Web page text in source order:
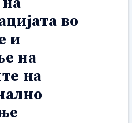
во
и
на
на